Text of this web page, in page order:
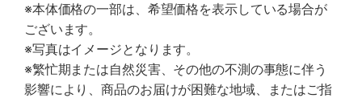
※本体価格の一部は、希望価格を表示している場合が
ございます。
※写真はイメージとなります。
※繁忙期または自然災害、その他の不測の事態に伴う
影響により、商品のお届けが困難な地域、またはご指